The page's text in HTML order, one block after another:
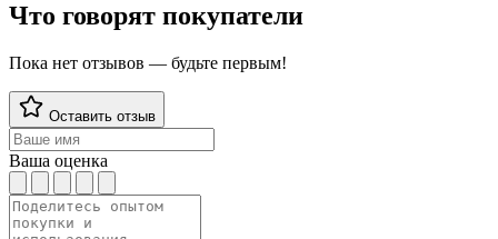
Что говорят покупатели
Пока нет отзывов — будьте первым!
Оставить отзыв
Ваша оценка